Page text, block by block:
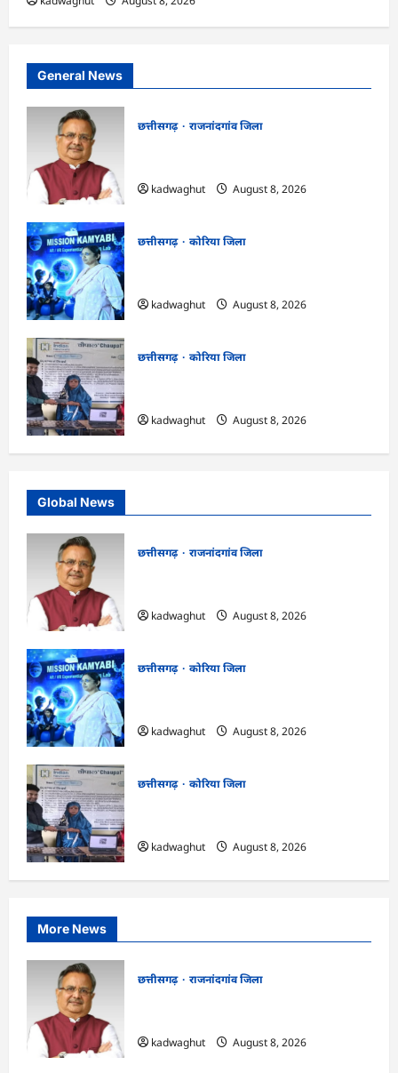
General News
छत्तीसगढ़
राजनांदगांव जिला
kadwaghut
August 8, 2026
छत्तीसगढ़
कोरिया जिला
kadwaghut
August 8, 2026
छत्तीसगढ़
कोरिया जिला
kadwaghut
August 8, 2026
Global News
छत्तीसगढ़
राजनांदगांव जिला
kadwaghut
August 8, 2026
छत्तीसगढ़
कोरिया जिला
kadwaghut
August 8, 2026
छत्तीसगढ़
कोरिया जिला
kadwaghut
August 8, 2026
More News
छत्तीसगढ़
राजनांदगांव जिला
kadwaghut
August 8, 2026